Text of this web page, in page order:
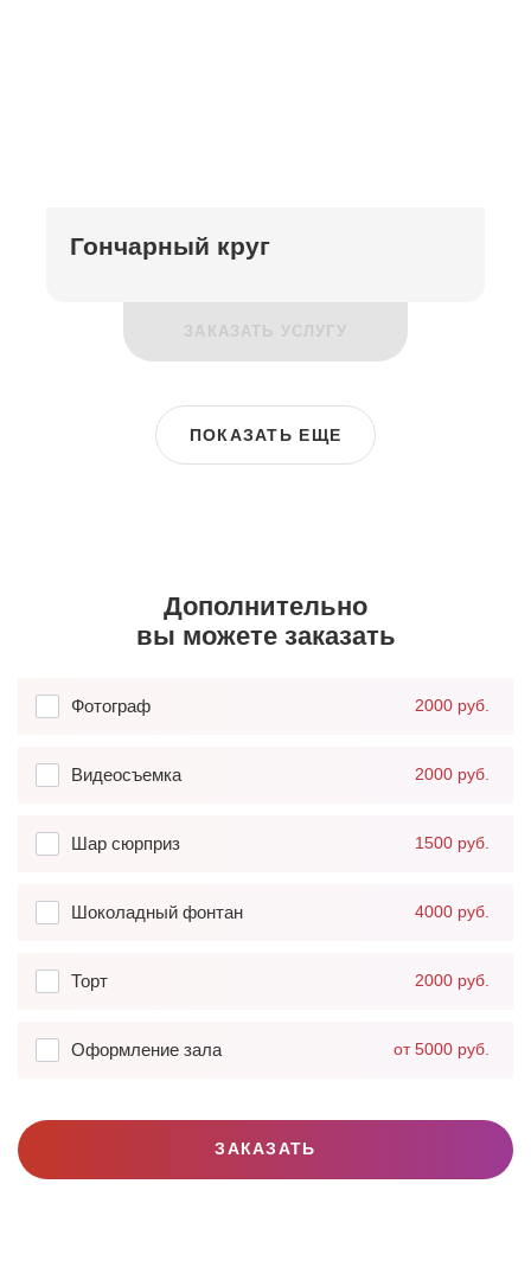
Гончарный круг
ЗАКАЗАТЬ УСЛУГУ
ПОКАЗАТЬ ЕЩЕ
Дополнительно
вы можете заказать
Фотограф 2000 руб.
Видеосъемка 2000 руб.
Шар сюрприз 1500 руб.
Шоколадный фонтан 4000 руб.
Торт 2000 руб.
Оформление зала от 5000 руб.
ЗАКАЗАТЬ